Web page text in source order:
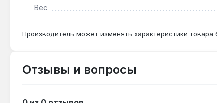
Вес
Производитель может изменять характеристики
Отзывы и вопросы